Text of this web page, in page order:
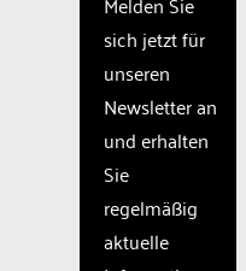
needs
to
setup
the
site
with
CMP
to add
sich jetzt für
unseren
Newsletter an
und erhalten
Sie
regelmäßig
aktuelle